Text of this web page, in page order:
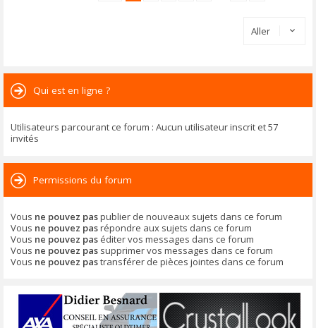
Aller
Qui est en ligne ?
Utilisateurs parcourant ce forum : Aucun utilisateur inscrit et 57
invités
Permissions du forum
Vous ne pouvez paspublier de nouveaux sujets dans ce forum
Vous ne pouvez pasrépondre aux sujets dans ce forum
Vous ne pouvez pas éditer vos messages dans ce forum
Vous ne pouvez pas supprimer vos messages dans ce forum
Vous ne pouvez pastransférer de pièces jointes dans ce forum